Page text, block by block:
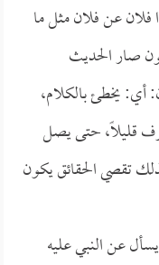
عن فلان مثل ما
صار الحديث
أي: يخطئ بالكلام،
قليلاً، حتى يصل
تقصي الحقائق يكون
عن النبي عليه